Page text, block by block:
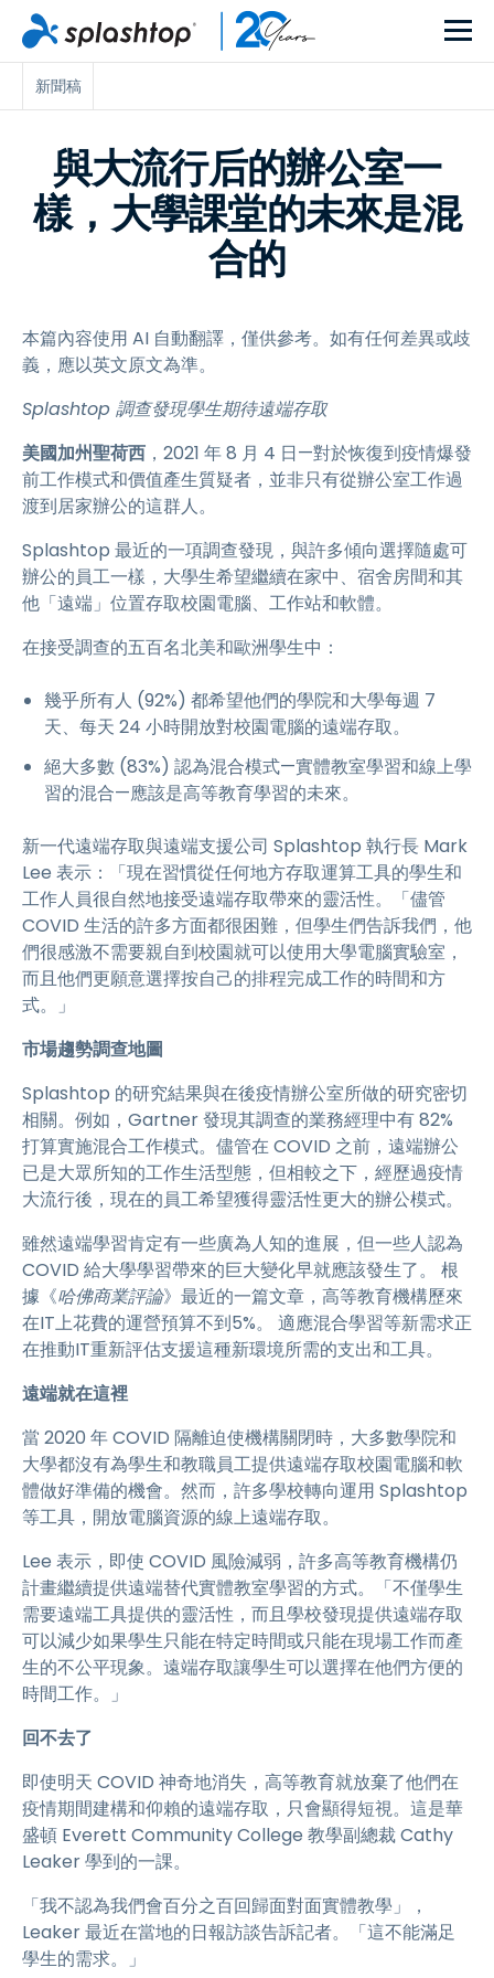
新聞稿
與大流行后的辦公室一
樣，大學課堂的未來是混
合的
本篇內容使用 AI 自動翻譯，僅供參考。如有任何差異或歧
義，應以英文原文為準。
Splashtop 調查發現學生期待遠端存取
美國加州聖荷西 ，2021 年 8 月 4 日—對於恢復到疫情爆發
前工作模式和價值產生質疑者，並非只有從辦公室工作過
渡到居家辦公的這群人。
Splashtop 最近的一項調查發現，與許多傾向選擇隨處可
辦公的員工一樣，大學生希望繼續在家中、宿舍房間和其
他「遠端」位置存取校園電腦、工作站和軟體。
在接受調查的五百名北美和歐洲學生中：
幾乎所有人 (92%) 都希望他們的學院和大學每週 7
天、每天 24 小時開放對校園電腦的遠端存取。
絕大多數 (83%) 認為混合模式—實體教室學習和線上學
習的混合—應該是高等教育學習的未來。
新一代遠端存取與遠端支援公司 Splashtop 執行長 Mark
Lee 表示：「現在習慣從任何地方存取運算工具的學生和
工作人員很自然地接受遠端存取帶來的靈活性。「儘管
COVID 生活的許多方面都很困難，但學生們告訴我們，他
們很感激不需要親自到校園就可以使用大學電腦實驗室，
而且他們更願意選擇按自己的排程完成工作的時間和方
式。」
市場趨勢調查地圖
Splashtop 的研究結果與在後疫情辦公室所做的研究密切
相關。例如，Gartner 發現其調查的業務經理中有 82%
打算實施混合工作模式。儘管在 COVID 之前，遠端辦公
已是大眾所知的工作生活型態，但相較之下，經歷過疫情
大流行後，現在的員工希望獲得靈活性更大的辦公模式。
雖然遠端學習肯定有一些廣為人知的進展，但一些人認為
COVID 給大學學習帶來的巨大變化早就應該發生了。 根
據《哈佛商業評論》最近的一篇文章，高等教育機構歷來
在IT上花費的運營預算不到5%。 適應混合學習等新需求正
在推動IT重新評估支援這種新環境所需的支出和工具。
遠端就在這裡
當 2020 年 COVID 隔離迫使機構關閉時，大多數學院和
大學都沒有為學生和教職員工提供遠端存取校園電腦和軟
體做好準備的機會。然而，許多學校轉向運用 Splashtop
等工具，開放電腦資源的線上遠端存取。
Lee 表示，即使 COVID 風險減弱，許多高等教育機構仍
計畫繼續提供遠端替代實體教室學習的方式。「不僅學生
需要遠端工具提供的靈活性，而且學校發現提供遠端存取
可以減少如果學生只能在特定時間或只能在現場工作而產
生的不公平現象。遠端存取讓學生可以選擇在他們方便的
時間工作。」
回不去了
即使明天 COVID 神奇地消失，高等教育就放棄了他們在
疫情期間建構和仰賴的遠端存取，只會顯得短視。這是華
盛頓 Everett Community College 教學副總裁 Cathy
Leaker 學到的一課。
「我不認為我們會百分之百回歸面對面實體教學」，
Leaker 最近在當地的日報訪談告訴記者。「這不能滿足
學生的需求。」